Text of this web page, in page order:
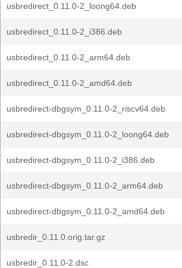
usbredirect_0.11.0-2_loong64.deb
usbredirect_0.11.0-2_i386.deb
usbredirect_0.11.0-2_arm64.deb
usbredirect_0.11.0-2_amd64.deb
usbredirect-dbgsym_0.11.0-2_riscv64.deb
usbredirect-dbgsym_0.11.0-2_loong64.deb
usbredirect-dbgsym_0.11.0-2_i386.deb
usbredirect-dbgsym_0.11.0-2_arm64.deb
usbredirect-dbgsym_0.11.0-2_amd64.deb
usbredir_0.11.0.orig.tar.gz
usbredir_0.11.0-2.dsc